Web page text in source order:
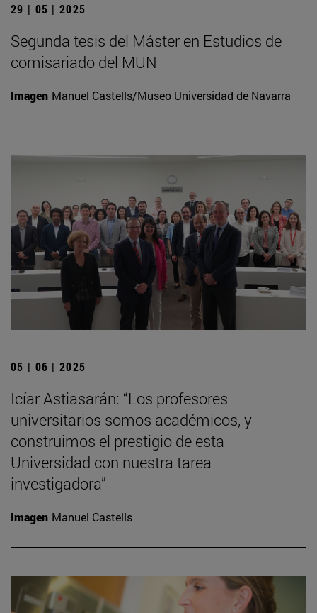
29 | 05 | 2025
Segunda tesis del Máster en Estudios de
comisariado del MUN
Imagen Manuel Castells/Museo Universidad de Navarra
05 | 06 | 2025
Icíar Astiasarán: “Los profesores
universitarios somos académicos, y
construimos el prestigio de esta
Universidad con nuestra tarea
investigadora”
Imagen Manuel Castells